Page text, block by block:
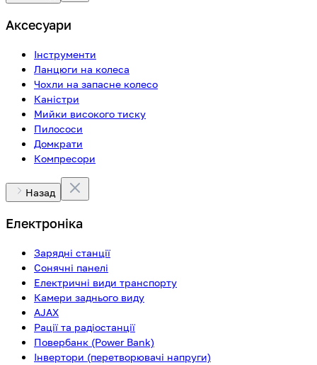
Аксесуари
Інструменти
Ланцюги на колеса
Чохли на запасне колесо
Каністри
Мийки високого тиску
Пилососи
Домкрати
Компресори
Назад
Електроніка
Зарядні станції
Сонячні панелі
Електричні види транспорту
Камери заднього виду
AJAX
Рації та радіостанції
Повербанк (Power Bank)
Інвертори (перетворювачі напруги)